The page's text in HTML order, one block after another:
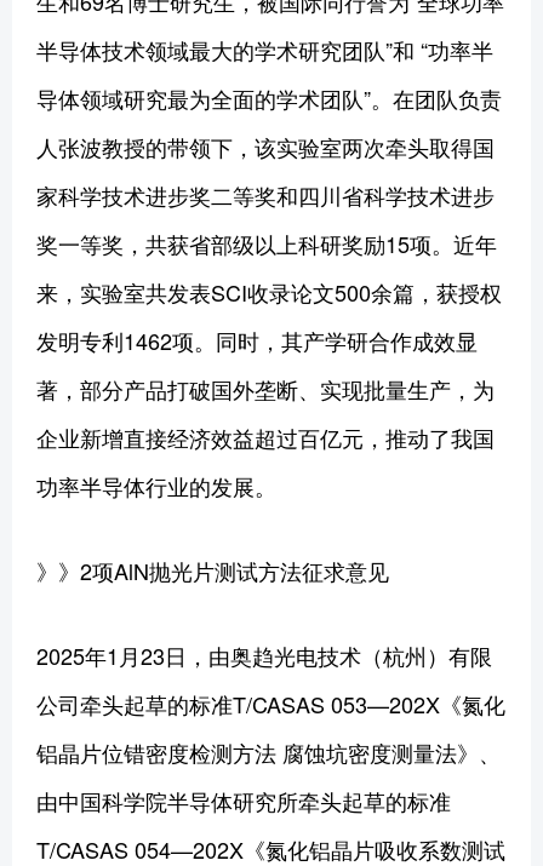
半导体技术领域最大的学术研究团队”和 “功率半
导体领域研究最为全面的学术团队”。在团队负责
人张波教授的带领下，该实验室两次牵头取得国
家科学技术进步奖二等奖和四川省科学技术进步
奖一等奖，共获省部级以上科研奖励15项。近年
来，实验室共发表SCI收录论文500余篇，获授权
发明专利1462项。同时，其产学研合作成效显
著，部分产品打破国外垄断、实现批量生产，为
企业新增直接经济效益超过百亿元，推动了我国
功率半导体行业的发展。
》》2项AlN抛光片测试方法征求意见
2025年1月23日，由奥趋光电技术（杭州）有限
公司牵头起草的标准T/CASAS 053—202X《氮化
铝晶片位错密度检测方法 腐蚀坑密度测量法》、
由中国科学院半导体研究所牵头起草的标准
T/CASAS 054—202X《氮化铝晶片吸收系数测试